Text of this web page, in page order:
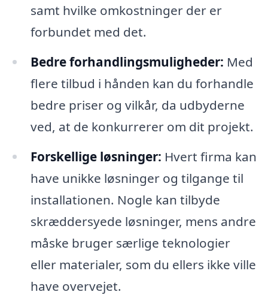
samt hvilke omkostninger der er
forbundet med det.
Bedre forhandlingsmuligheder: Med
flere tilbud i hånden kan du forhandle
bedre priser og vilkår, da udbyderne
ved, at de konkurrerer om dit projekt.
Forskellige løsninger: Hvert firma kan
have unikke løsninger og tilgange til
installationen. Nogle kan tilbyde
skræddersyede løsninger, mens andre
måske bruger særlige teknologier
eller materialer, som du ellers ikke ville
have overvejet.